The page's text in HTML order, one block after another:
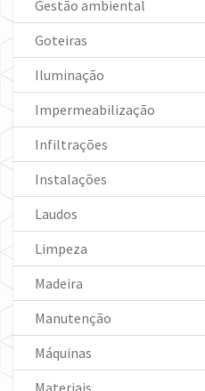
Gestão ambiental
Goteiras
Iluminação
Impermeabilização
Infiltrações
Instalações
Laudos
Limpeza
Madeira
Manutenção
Máquinas
Materiais